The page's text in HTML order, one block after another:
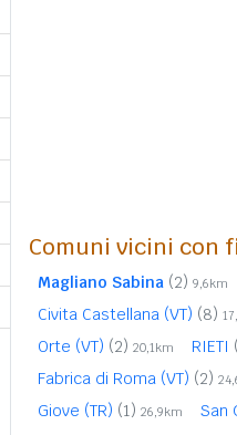
Comuni vicini con
Magliano Sabina (2) 9,6km
Civita Castellana (VT) (8)
Orte (VT) (2) 20,1km RIETI
Fabrica di Roma (VT) (2)
Giove (TR) (1) 26,9km San